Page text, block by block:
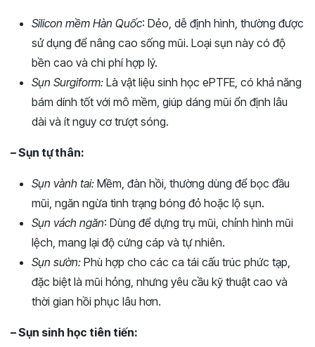
Silicon mềm Hàn Quốc: Dẻo, dễ định hình, thường được
sử dụng để nâng cao sống mũi. Loại sụn này có độ
bền cao và chi phí hợp lý.
Sụn Surgiform: Là vật liệu sinh học ePTFE, có khả năng
bám dính tốt với mô mềm, giúp dáng mũi ổn định lâu
dài và ít nguy cơ trượt sóng.
– Sụn tự thân:
Sụn vành tai: Mềm, đàn hồi, thường dùng để bọc đầu
mũi, ngăn ngừa tình trạng bóng đỏ hoặc lộ sụn.
Sụn vách ngăn: Dùng để dựng trụ mũi, chỉnh hình mũi
lệch, mang lại độ cứng cáp và tự nhiên.
Sụn sườn: Phù hợp cho các ca tái cấu trúc phức tạp,
đặc biệt là mũi hỏng, nhưng yêu cầu kỹ thuật cao và
thời gian hồi phục lâu hơn.
– Sụn sinh học tiên tiến: